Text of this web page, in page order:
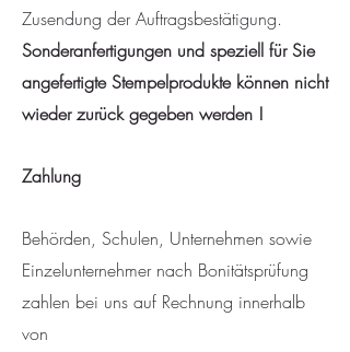
Zusendung der Auftragsbestätigung.
Sonderanfertigungen und speziell für Sie
angefertigte Stempelprodukte können nicht
wieder zurück gegeben werden !
Zahlung
Behörden, Schulen, Unternehmen sowie
Einzelunternehmer nach Bonitätsprüfung
zahlen bei uns auf Rechnung innerhalb
von